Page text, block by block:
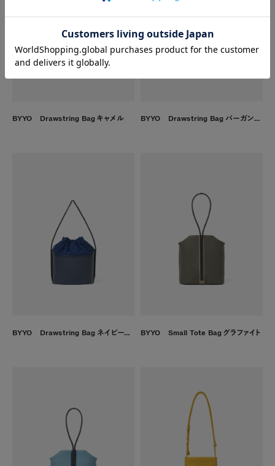
BYYO Drawstring Bag キャメル BYYO Drawstring Bag バーガンディ
BYYO Drawstring Bag ネイビーブルー BYYO Small Tote Bag グラファイト